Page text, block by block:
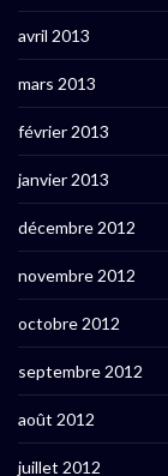
avril 2013
mars 2013
février 2013
janvier 2013
décembre 2012
novembre 2012
octobre 2012
septembre 2012
août 2012
juillet 2012